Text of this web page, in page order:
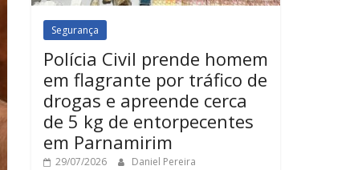
Segurança
Polícia Civil prende homem
em flagrante por tráfico de
drogas e apreende cerca
de 5 kg de entorpecentes
em Parnamirim
29/07/2026 Daniel Pereira